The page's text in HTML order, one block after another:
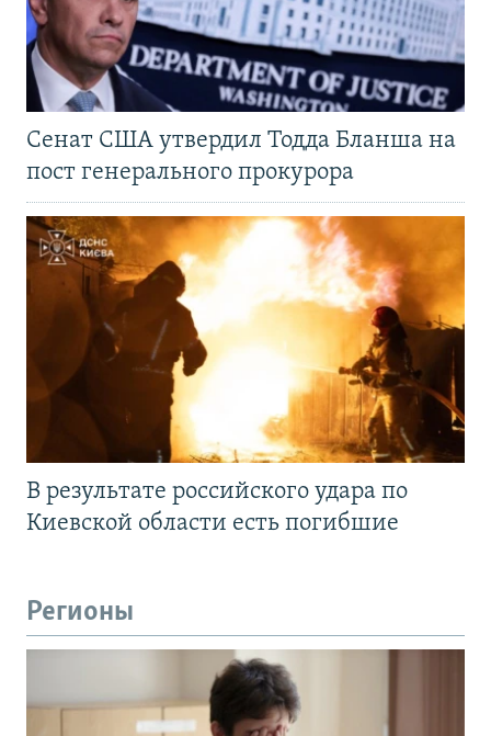
Сенат США утвердил Тодда Бланша на
пост генерального прокурора
В результате российского удара по
Киевской области есть погибшие
Регионы